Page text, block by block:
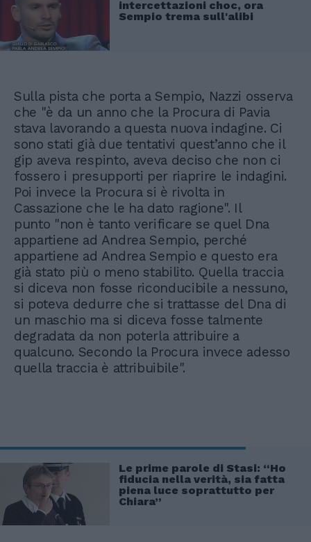
intercettazioni choc, ora
Sempio trema sull'alibi
Sulla pista che porta a Sempio, Nazzi osserva
che "è da un anno che la Procura di Pavia
stava lavorando a questa nuova indagine. Ci
sono stati già due tentativi quest’anno che il
gip aveva respinto, aveva deciso che non ci
fossero i presupporti per riaprire le indagini.
Poi invece la Procura si è rivolta in
Cassazione che le ha dato ragione". Il
punto "non è tanto verificare se quel Dna
appartiene ad Andrea Sempio, perché
appartiene ad Andrea Sempio e questo era
già stato più o meno stabilito. Quella traccia
si diceva non fosse riconducibile a nessuno,
si poteva dedurre che si trattasse del Dna di
un maschio ma si diceva fosse talmente
degradata da non poterla attribuire a
qualcuno. Secondo la Procura invece adesso
quella traccia è attribuibile".
Le prime parole di Stasi: “Ho
fiducia nella verità, sia fatta
piena luce soprattutto per
Chiara”